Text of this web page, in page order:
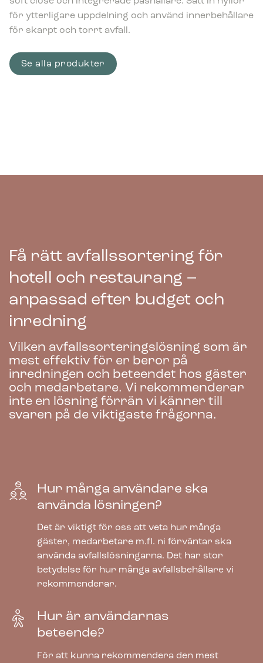
för ytterligare uppdelning och använd innerbehållare
för skarpt och torrt avfall.
Se alla produkter
Bica Modell 951 Avfallssortering 2×45
liter Med hyllor
725.00€
exkl. moms
liter Fotpedal/öppet inkast
Få rätt avfallssortering för
hotell och restaurang –
anpassad efter budget och
inredning
Vilken avfallssorteringslösning som är
mest effektiv för er beror på
inredningen och beteendet hos gäster
och medarbetare. Vi rekommenderar
inte en lösning förrän vi känner till
svaren på de viktigaste frågorna.
Hur många användare ska
använda lösningen?
Det är viktigt för oss att veta hur många
gäster, medarbetare m.fl. ni förväntar ska
använda avfallslösningarna. Det har stor
betydelse för hur många avfallsbehållare vi
rekommenderar.
Hur är användarnas
beteende?
För att kunna rekommendera den mest